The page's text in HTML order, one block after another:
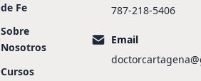
de Fe
Sobre
Nosotros
Cursos
787-218-5406
Email